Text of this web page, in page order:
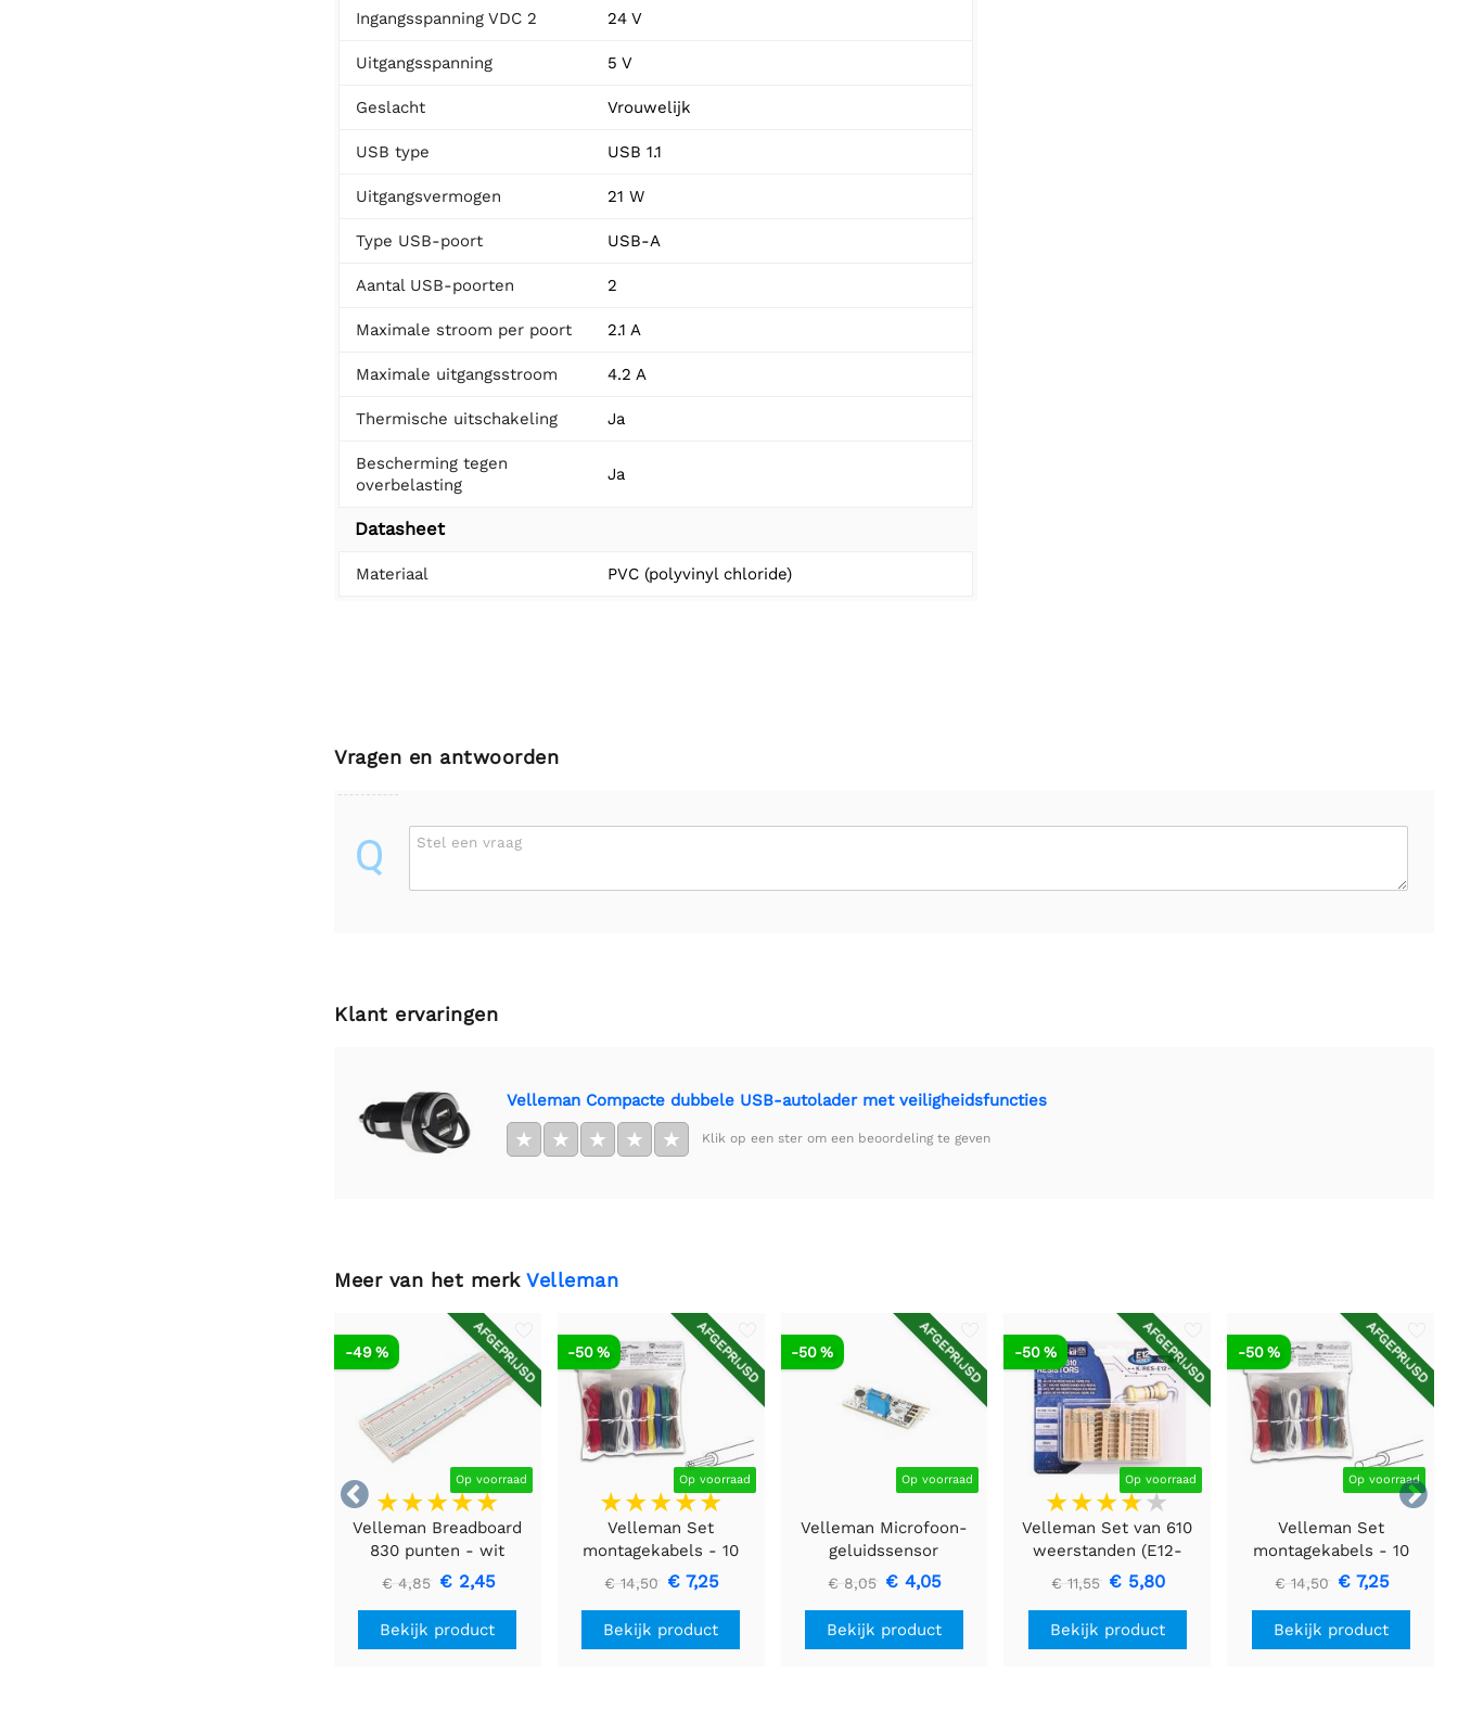
Ingangsspanning VDC 2 24 V
Uitgangsspanning 5 V
Geslacht Vrouwelijk
USB type USB 1.1
Uitgangsvermogen 21 W
Type USB-poort USB-A
Aantal USB-poorten 2
Maximale stroom per poort 2.1 A
Maximale uitgangsstroom 4.2 A
Thermische uitschakeling Ja
Bescherming tegen
overbelasting
Ja
Datasheet
Materiaal PVC (polyvinyl chloride)
Vragen en antwoorden
Q Stel een vraag
Klant ervaringen
Velleman Compacte dubbele USB-autolader met veiligheidsfuncties
★ ★ ★ ★ ★ Klik op een ster om een beoordeling te geven
Meer van het merk Velleman


AFGEPRIJSD
Op voorraad
-49 %
Velleman Breadboard
830 punten - wit
€ 4,85 € 2,45
Bekijk product
AFGEPRIJSD
Op voorraad
-50 %
Velleman Set
montagekabels - 10
kleuren - 60m -
flexibele kern (multi
core)
€ 14,50 € 7,25
Bekijk product
AFGEPRIJSD
Op voorraad
-50 %
Velleman Microfoon-
geluidssensor
€ 8,05 € 4,05
Bekijk product
AFGEPRIJSD
Op voorraad
-50 %
Velleman Set van 610
weerstanden (E12-
reeks) - 1/4W - 5%
€ 11,55 € 5,80
Bekijk product
AFGEPRIJSD
Op voorraad
-50 %
Velleman Set
montagekabels - 10
kleuren - 60m - volle
kern (solid core)
€ 14,50 € 7,25
Bekijk product